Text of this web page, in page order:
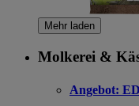
Mehr laden
Molkerei &
Angebot: